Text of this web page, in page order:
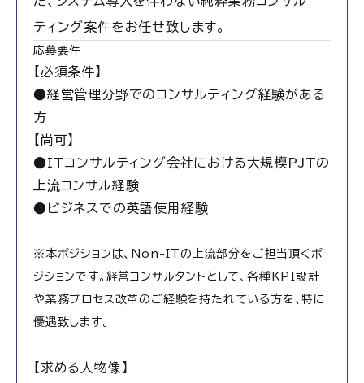
ティング案件をお任せ致します。
応募要件
【必須条件】
●経営管理分野でのコンサルティング経験がある
方
【尚可】
●ITコンサルティング会社における大規模PJTの
上流コンサル経験
●ビジネスでの英語使用経験
※本ポジションは、Non-ITの上流部分をご担当頂くポ
ジションです。経営コンサルタントとして、各種KPI設計
や業務プロセス改革のご経験を持たれている方を、特に
優遇致します。
【求める人物像】